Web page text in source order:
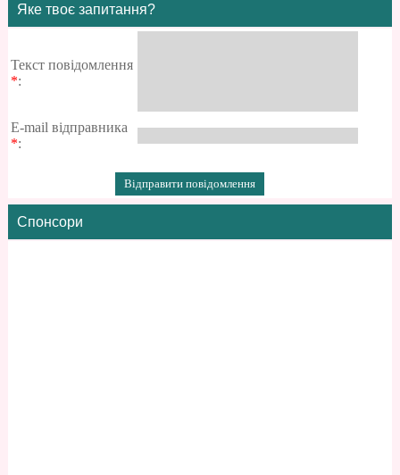
Яке твоє запитання?
Текст повідомлення
*:
E-mail відправника
*:
Спонсори